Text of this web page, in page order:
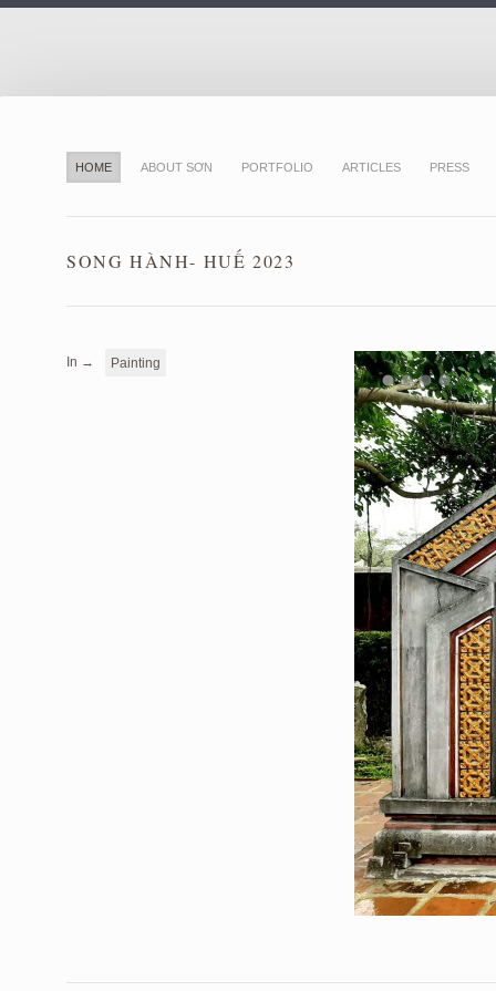
HOME ABOUT SƠN PORTFOLIO ARTICLES PRESS
SONG HÀNH- HUẾ 2023
In → Painting